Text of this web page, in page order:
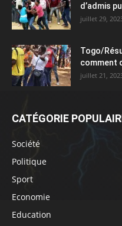
d’admis
juillet 29,
Togo/
comment
juillet 21,
CATÉGORIE
Société
Politique
Sport
Economie
Education